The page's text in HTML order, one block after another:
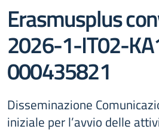
Erasmusplus
2026-1-IT02-
000435821
Disseminazione
iniziale per l’avvio delle